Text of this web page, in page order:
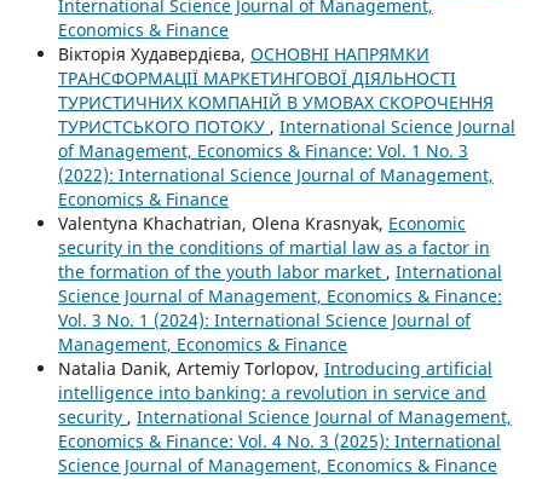
International Science Journal of Management,
Economics & Finance
Вікторія Худавердієва, ОСНОВНІ НАПРЯМКИ
ТРАНСФОРМАЦІЇ МАРКЕТИНГОВОЇ ДІЯЛЬНОСТІ
ТУРИСТИЧНИХ КОМПАНІЙ В УМОВАХ СКОРОЧЕННЯ
ТУРИСТСЬКОГО ПОТОКУ , International Science Journal
of Management, Economics & Finance: Vol. 1 No. 3
(2022): International Science Journal of Management,
Economics & Finance
Valentyna Khachatrian, Olena Krasnyak, Economic
security in the conditions of martial law as a factor in
the formation of the youth labor market , International
Science Journal of Management, Economics & Finance:
Vol. 3 No. 1 (2024): International Science Journal of
Management, Economics & Finance
Natalia Danik, Artemiy Torlopov, Introducing artificial
intelligence into banking: a revolution in service and
security , International Science Journal of Management,
Economics & Finance: Vol. 4 No. 3 (2025): International
Science Journal of Management, Economics & Finance